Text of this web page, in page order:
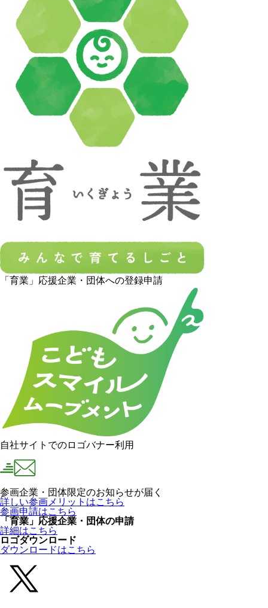
「育業」応援企業・団体への登録申請
自社サイトでのロゴバナー利用
参画企業・団体限定のお知らせが届く
詳しい参画メリットはこちら
参画申請はこちら
「育業」応援企業・団体の申請
詳細はこちら
ロゴダウンロード
ダウンロードはこちら